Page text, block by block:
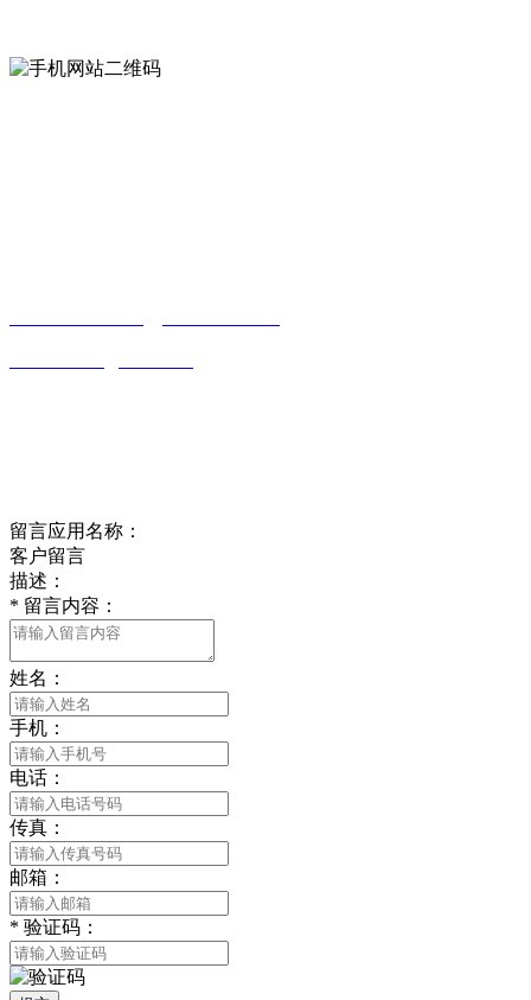
留言应用名称：
客户留言
描述：
* 留言内容：
姓名：
手机：
电话：
传真：
邮箱：
* 验证码：